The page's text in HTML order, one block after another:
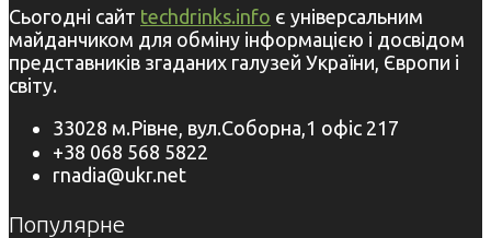
Сьогодні сайт techdrinks.info є універсальним
майданчиком для обміну інформацією і досвідом
представників згаданих галузей України, Європи і
світу.
33028 м.Рівне, вул.Соборна,1 офіс 217
+38 068 568 5822
rnadia@ukr.net
Популярне